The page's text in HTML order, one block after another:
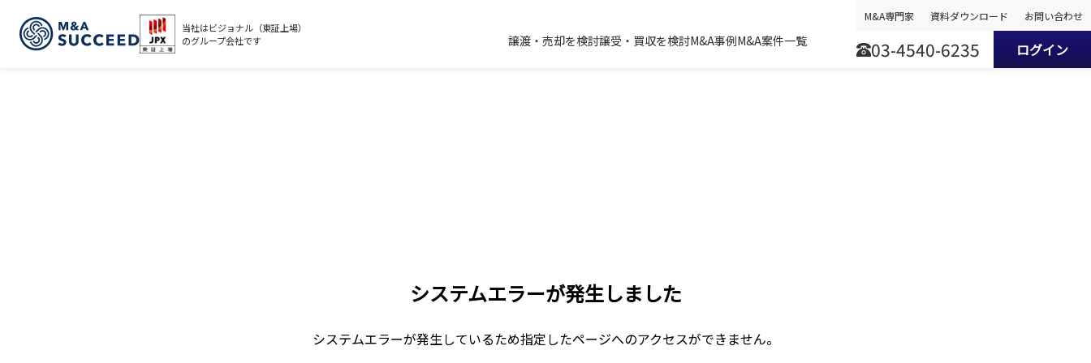
当社はビジョナル（東証上場）
のグループ会社です
譲渡・売却を検討譲受・買収を検討M&A事例M&A案件一覧
M&A専門家 資料ダウンロード お問い合わせ
03-4540-6235 ログイン
システムエラーが発生しました
システムエラーが発生しているため指定したページへのアクセスができません。